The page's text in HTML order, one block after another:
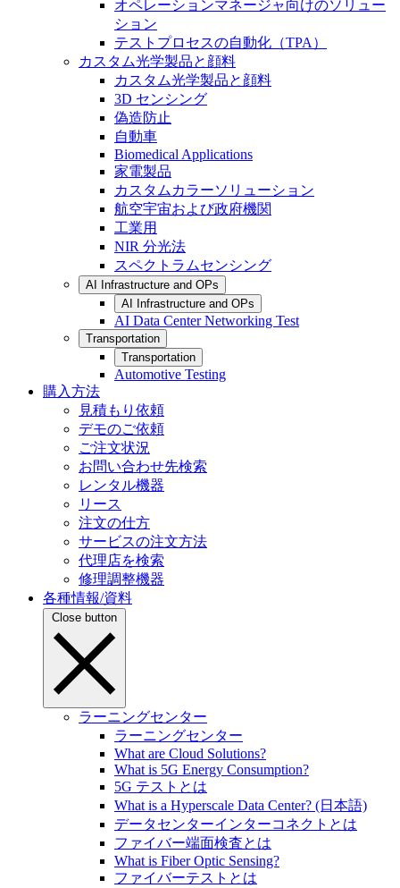
オペレーションマネージャ向けのソリュー
ション
テストプロセスの自動化（TPA）
カスタム光学製品と顔料
カスタム光学製品と顔料
3D センシング
偽造防止
自動車
Biomedical Applications
家電製品
カスタムカラーソリューション
航空宇宙および政府機関
工業用
NIR 分光法
スペクトラムセンシング
AI Infrastructure and OPs
AI Infrastructure and OPs
AI Data Center Networking Test
Transportation
Transportation
Automotive Testing
購入方法
見積もり依頼
デモのご依頼
ご注文状況
お問い合わせ先検索
レンタル機器
リース
注文の仕方
サービスの注文方法
代理店を検索
修理調整機器
各種情報/資料
Close button
ラーニングセンター
ラーニングセンター
What are Cloud Solutions?
What is 5G Energy Consumption?
5G テストとは
What is a Hyperscale Data Center? (日本語)
データセンターインターコネクトとは
ファイバー端面検査とは
What is Fiber Optic Sensing?
ファイバーテストとは